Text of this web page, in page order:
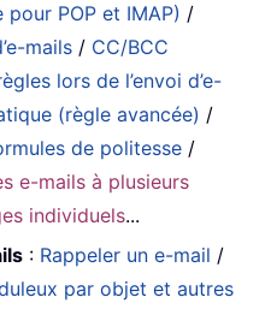
POP et IMAP) /
mails / CC/BCC
lors de l’envoi d’e-
(règle avancée) /
de politesse /
e-mails à plusieurs
individuels...
: Rappeler un e-mail /
par objet et autres